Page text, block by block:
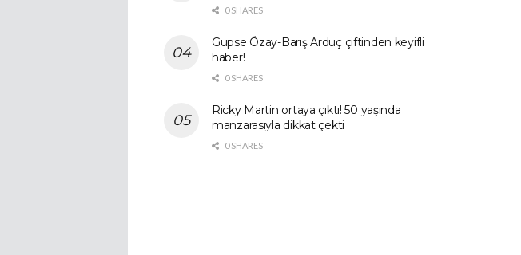
0 SHARES
Gupse Özay-Barış Arduç çiftinden keyifli
haber!
0 SHARES
Ricky Martin ortaya çıktı! 50 yaşında
manzarasıyla dikkat çekti
0 SHARES